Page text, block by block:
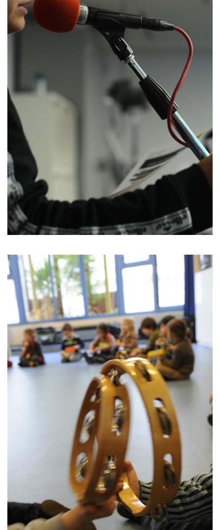
Ateliers radio